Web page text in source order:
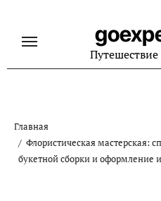
содержанию
Путешествие
Главная
Флористическая мастерская:
букетной сборки и оформление